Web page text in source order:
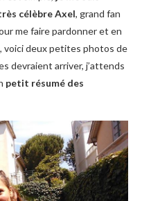
célèbre Axel, grand fan
me faire pardonner et en
voici deux petites photos de
devraient arriver, j’attends
petit résumé des